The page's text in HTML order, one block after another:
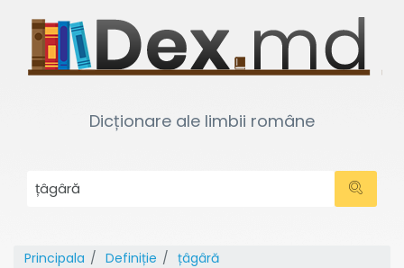
Dicționare ale limbii române
Principala Definiție țâgâră